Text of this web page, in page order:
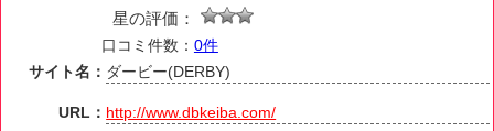
星の評価：
口コミ件数： 0件
サイト名： ダービー(DERBY)
URL： http://www.dbkeiba.com/